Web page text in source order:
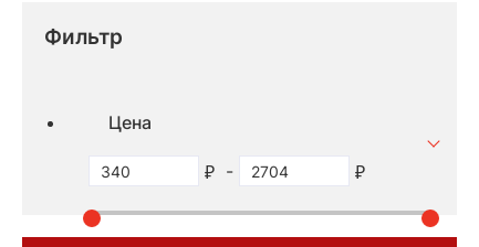
Фильтр
Цена
-